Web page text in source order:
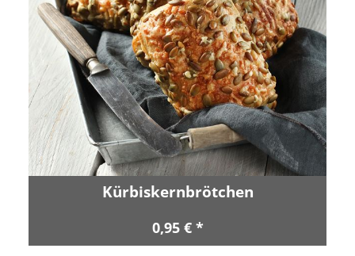
Kürbiskernbrötchen
0,95 € *